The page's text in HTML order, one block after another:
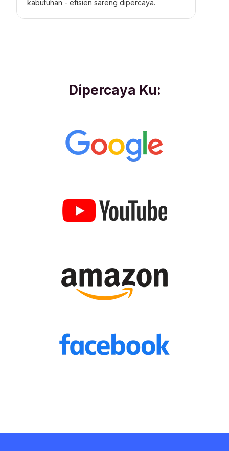
kabutuhan - efisien sareng dipercaya.
Dipercaya Ku: